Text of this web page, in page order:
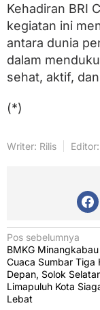
Kehadiran BRI
kegiatan ini
antara dunia
dalam
sehat, aktif,
(*)
Writer: Rilis
N
a
v
i
Pos sebelumnya
BMKG Minangkabau
Cuaca Sumbar Tiga
Depan, Solok
Limapuluh Kota
Lebat